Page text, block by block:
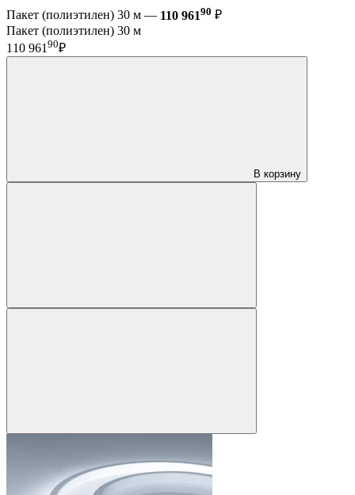
Пакет (полиэтилен) 30 м — 110 96190 ₽
Пакет (полиэтилен) 30 м
110 961 90₽
В корзину